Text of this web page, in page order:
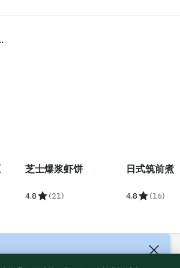
芝士爆浆虾饼
4.8 (21)
日式筑前煮
4.8 (16)
福维克信息科技(上海)有限公司 版权所有